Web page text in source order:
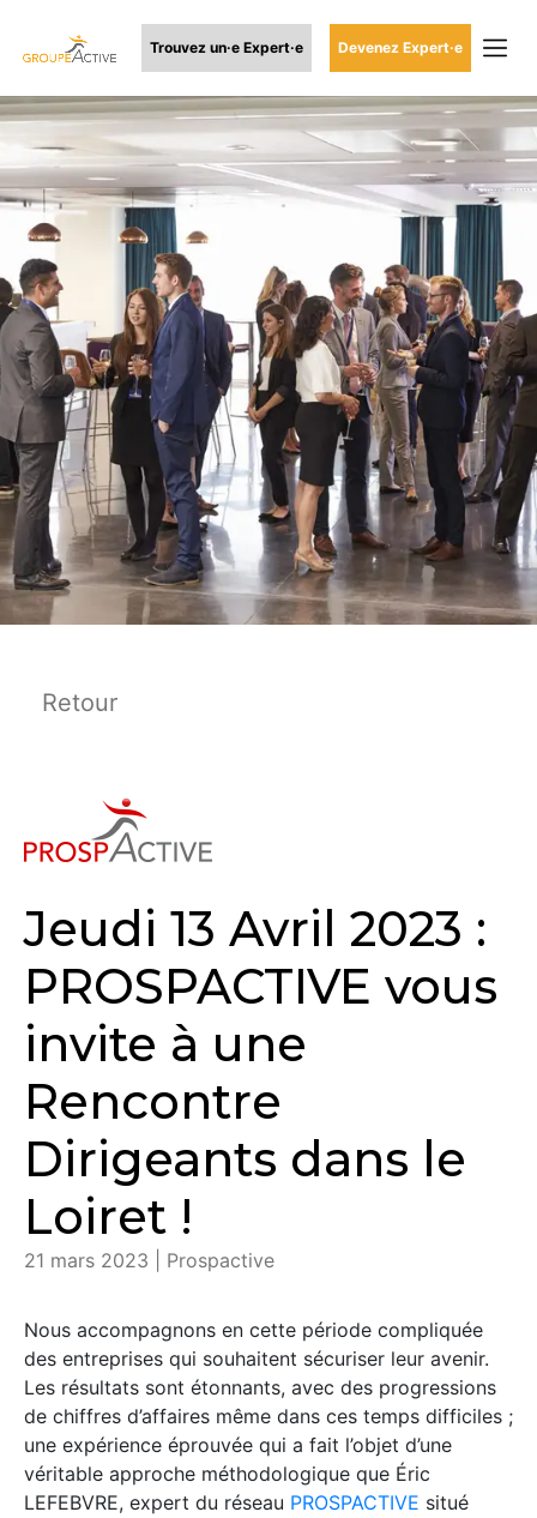
Trouvez un·e Expert·e Devenez Expert·e
Retour
Jeudi 13 Avril 2023 :
PROSPACTIVE vous
invite à une
Rencontre
Dirigeants dans le
Loiret !
21 mars 2023 | Prospactive
Nous accompagnons en cette période compliquée
des entreprises qui souhaitent sécuriser leur avenir.
Les résultats sont étonnants, avec des progressions
de chiffres d’affaires même dans ces temps difficiles ;
une expérience éprouvée qui a fait l’objet d’une
véritable approche méthodologique que Éric
LEFEBVRE, expert du réseau PROSPACTIVE situé